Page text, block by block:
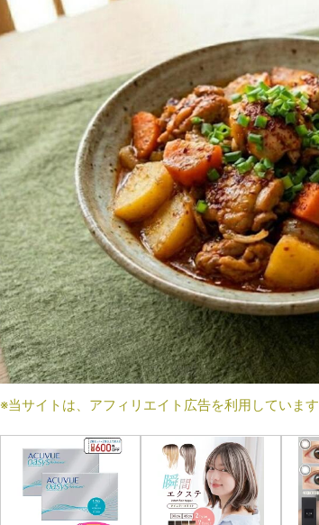
※当サイトは、アフィリエイト広告を利用しています